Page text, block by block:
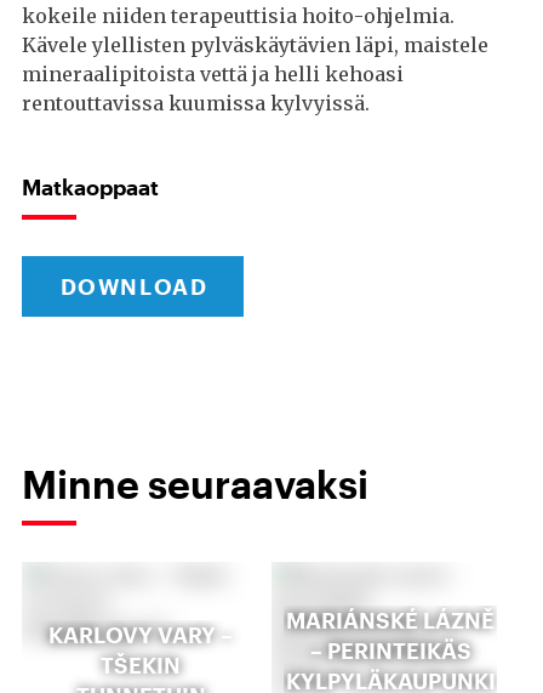
kokeile niiden terapeuttisia hoito-ohjelmia.
Kävele ylellisten pylväskäytävien läpi, maistele
mineraalipitoista vettä ja helli kehoasi
rentouttavissa kuumissa kylvyissä.
Matkaoppaat
DOWNLOAD
Minne seuraavaksi
KARLOVY VARY –
TŠEKIN
MARIÁNSKÉ LÁZNĚ
– PERINTEIKÄS
KYLPYLÄKAUPUNKI